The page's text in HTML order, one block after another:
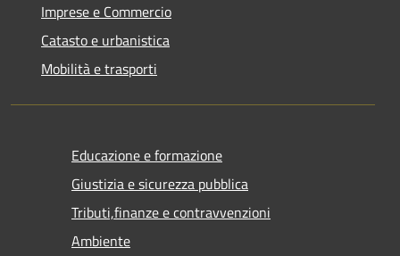
Imprese e Commercio
Catasto e urbanistica
Mobilità e trasporti
Educazione e formazione
Giustizia e sicurezza pubblica
Tributi,finanze e contravvenzioni
Ambiente